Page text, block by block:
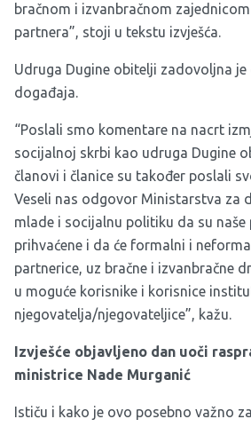
bračnom i izvanbračnom
partnera”, stoji u tekstu izvješća.
Udruga Dugine obitelji zadovoljna
događaja.
“Poslali smo komentare na nacrt
socijalnoj skrbi kao udruga Dugine
članovi i članice su također poslali
Veseli nas odgovor Ministarstva za
mlade i socijalnu politiku da su naše
prihvaćene i da će formalni i
partnerice, uz bračne i izvanbračne
u moguće korisnike i korisnice
njegovatelja/njegovateljice”, kažu.
Izvješće objavljeno dan uoči
ministrice Nade Murganić
Ističu i kako je ovo posebno važno